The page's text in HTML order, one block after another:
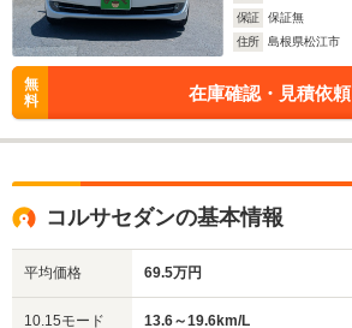
保証
保証無
住所
島根県松江市
無
料
在庫確認・見積依頼
コルサセダンの基本情報
平均価格 69.5万円
10.15モード
13.6～19.6km/L